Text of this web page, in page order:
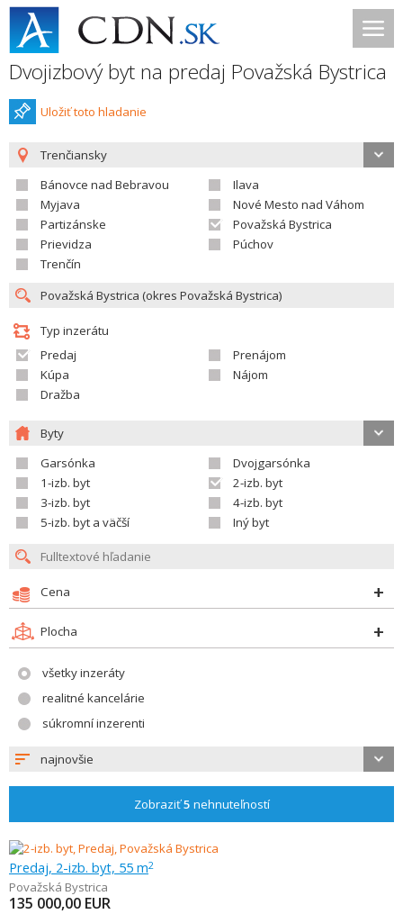
Dvojizbový byt na predaj Považská Bystrica
Uložiť toto hladanie
Trenčiansky
Bánovce nad Bebravou
Ilava
Myjava
Nové Mesto nad Váhom
Partizánske
Považská Bystrica
Prievidza
Púchov
Trenčín
Typ inzerátu
Predaj
Prenájom
Kúpa
Nájom
Dražba
Byty
Garsónka
Dvojgarsónka
1-izb. byt
2-izb. byt
3-izb. byt
4-izb. byt
5-izb. byt a väčší
Iný byt
Cena
Plocha
všetky inzeráty
realitné kancelárie
súkromní inzerenti
najnovšie
Zobraziť5 nehnuteľností
Predaj, 2-izb. byt, 55 m2
Považská Bystrica
135 000,00 EUR